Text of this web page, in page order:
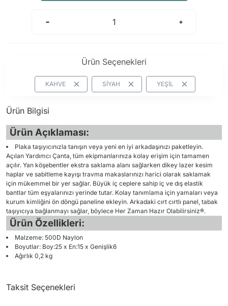
Ürün Seçenekleri
KAHVE SİYAH YEŞİL
Ürün Bilgisi
Ürün Açıklaması:
Plaka taşıyıcınızla tanışın veya yeni en iyi arkadaşınızı paketleyin.
Açılan Yardımcı Çanta, tüm ekipmanlarınıza kolay erişim için tamamen
açılır. Yan köşebentler ekstra saklama alanı sağlarken dikey lazer kesim
haplar ve sabitleme kayışı travma makaslarınızı harici olarak saklamak
için mükemmel bir yer sağlar. Büyük iç ceplere sahip iç ve dış elastik
bantlar tüm eşyalarınızı yerinde tutar. Kolay tanımlama için yamaları veya
kurum kimliğini ön döngü paneline ekleyin. Arkadaki cırt cırtlı panel, tabak
taşıyıcıya bağlanmayı sağlar, böylece Her Zaman Hazır Olabilirsiniz®.
Ürün Özellikleri:
Malzeme: 500D Naylon
Boyutlar: Boy:25 x En:15 x Genişlik6
Ağırlık 0,2 kg
Taksit Seçenekleri